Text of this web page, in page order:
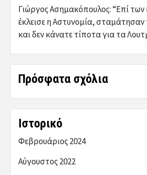
Γιώργος Ασημακόπουλος: “Επί
έκλεισε η Αστυνομία,
και δεν κάνατε τίποτα για τα
Πρόσφατα σχόλια
Ιστορικό
Φεβρουάριος 2024
Αύγουστος 2022